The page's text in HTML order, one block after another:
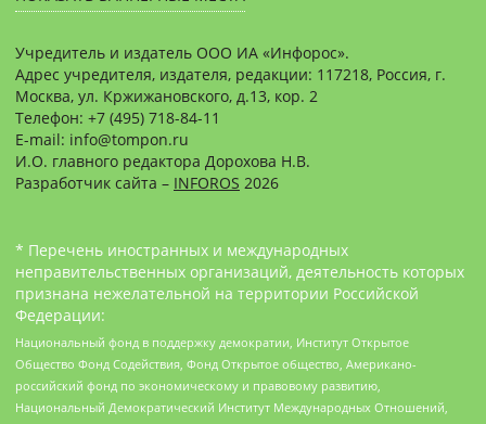
Учредитель и издатель ООО ИА «Инфорос».
Адрес учредителя, издателя, редакции: 117218, Россия, г.
Москва, ул. Кржижановского, д.13, кор. 2
Телефон: +7 (495) 718-84-11
E-mail: info@tompon.ru
И.О. главного редактора Дорохова Н.В.
Разработчик сайта – INFOROS 2026
* Перечень иностранных и международных
неправительственных организаций, деятельность которых
признана нежелательной на территории Российской
Федерации:
Национальный фонд в поддержку демократии, Институт Открытое
Общество Фонд Содействия, Фонд Открытое общество, Американо-
российский фонд по экономическому и правовому развитию,
Национальный Демократический Институт Международных Отношений,